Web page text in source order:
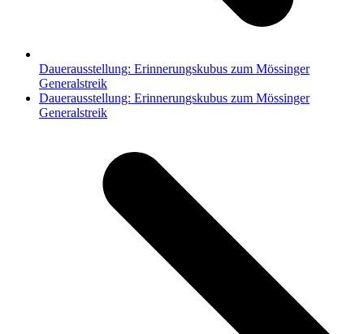
Dauerausstellung: Erinnerungskubus zum Mössinger
Generalstreik
Nächster
Beitrag:
Dauerausstellung: Erinnerungskubus zum Mössinger
Generalstreik